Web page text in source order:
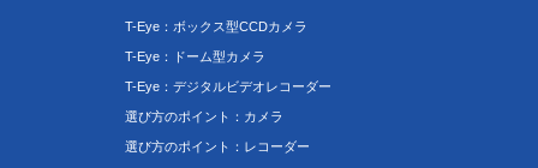
T-Eye：ボックス型CCDカメラ
T-Eye：ドーム型カメラ
T-Eye：デジタルビデオレコーダー
選び方のポイント：カメラ
選び方のポイント：レコーダー